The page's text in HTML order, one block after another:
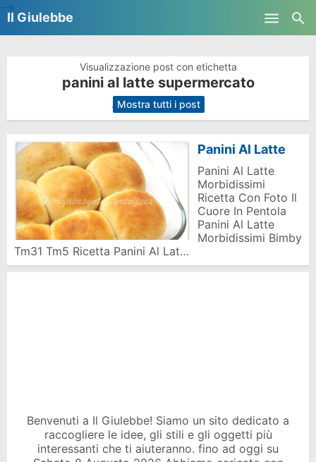
Il Giulebbe
Visualizzazione post con etichetta
panini al latte supermercato
. Mostra tutti i post
Panini Al Latte
Panini Al Latte
Morbidissimi
Ricetta Con Foto Il
Cuore In Pentola
Panini Al Latte
Morbidissimi Bimby
Tm31 Tm5 Ricetta Panini Al Lat…
Benvenuti a Il Giulebbe! Siamo un sito dedicato a
raccogliere le idee, gli stili e gli oggetti più
interessanti che ti aiuteranno. fino ad oggi su